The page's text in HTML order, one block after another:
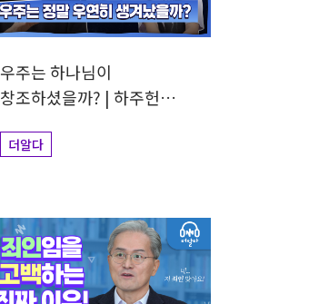
우주는 하나님이
창조하셨을까? | 하주헌
더알다